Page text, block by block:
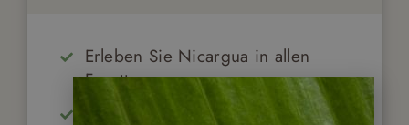
Erleben Sie Nicargua in allen
Facetten
Besichtigen Sie die Kolonialstädte